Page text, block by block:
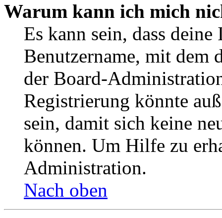
Warum kann ich mich
Es kann sein, dass
Benutzername, mit dem
der Board-
Registrierung könnte
sein, damit sich keine
können. Um Hilfe zu
Administration.
Nach oben